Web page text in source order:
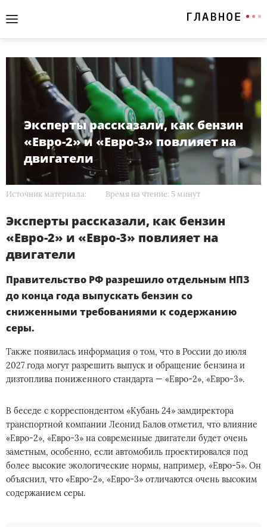
Эксперты рассказали, как бензин
«Евро-2» и «Евро-3» повлияет на
двигатели
Источник материала: Время на чтение: 5 минут
Эксперты рассказали, как бензин
«Евро-2» и «Евро-3» повлияет на
двигатели
Правительство РФ разрешило отдельным НПЗ
до конца года выпускать бензин со
сниженными требованиями к содержанию
серы.
Также появилась информация о том, что в России до июля
2027 года могут разрешить выпуск и обращение бензина и
дизтоплива пониженного стандарта — «Евро-2», «Евро-3».
В беседе с корреспондентом «Кубань 24» замдиректора
транспортной компании Леонид Балов отметил, что влияние
«Евро-2», «Евро-3» на современные двигатели будет очень
заметным, особенно, если автомобиль проектировался под
более высокие экологические нормы, например, «Евро-5». Он
объяснил, что «Евро-2», «Евро-3» отличаются очень высоким
содержанием серы.